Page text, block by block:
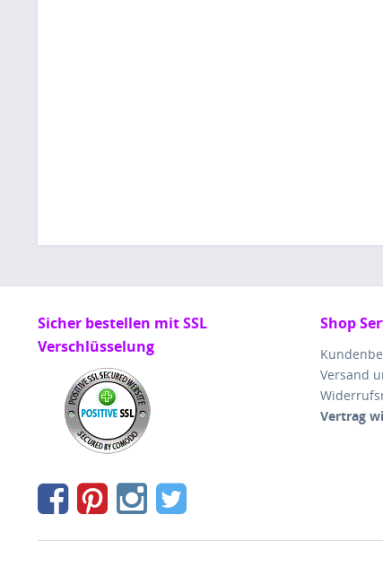
Sicher bestellen mit SSL
Verschlüsselung
Shop
Versand
Vertrag